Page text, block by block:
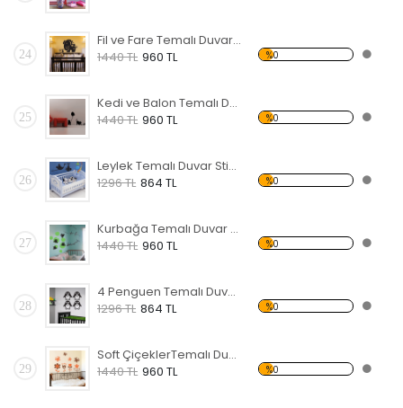
24
Fil ve Fare Temalı Duvar Sticker
1440 TL 960 TL %0
25
Kedi ve Balon Temalı Duvar Sticker
1440 TL 960 TL %0
26
Leylek Temalı Duvar Sticker
1296 TL 864 TL %0
27
Kurbağa Temalı Duvar Sticker
1440 TL 960 TL %0
28
4 Penguen Temalı Duvar Sticker
1296 TL 864 TL %0
29
Soft ÇiçeklerTemalı Duvar Sticker
1440 TL 960 TL %0